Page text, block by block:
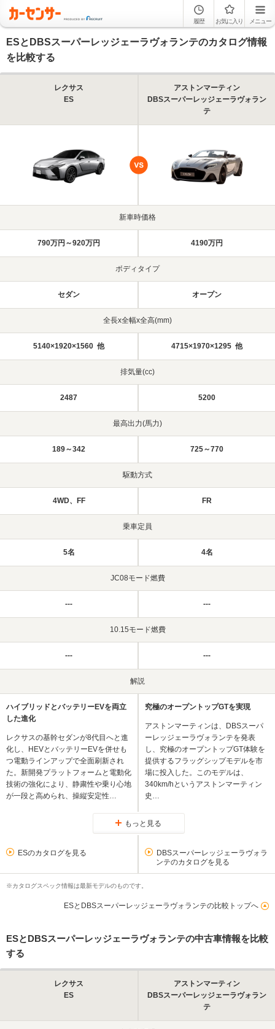
履歴 お気に入り メニュー
ESとDBSスーパーレッジェーラヴォランテのカタログ情報
を比較する
レクサス
ES
アストンマーティン
DBSスーパーレッジェーラヴォラン
テ
新車時価格
790万円～920万円 4190万円
ボディタイプ
セダン オープン
全長x全幅x全高(mm)
5140×1920×1560 他 4715×1970×1295 他
排気量(cc)
2487 5200
最高出力(馬力)
189～342 725～770
駆動方式
4WD、FF FR
乗車定員
5名 4名
JC08モード燃費
--- ---
10.15モード燃費
--- ---
解説
ハイブリッドとバッテリーEVを両立
した進化
レクサスの基幹セダンが8代目へと進
化し、HEVとバッテリーEVを併せも
つ電動ラインアップで全面刷新され
た。新開発プラットフォームと電動化
技術の強化により、静粛性や乗り心地
が一段と高められ、操縦安定性…
究極のオープントップGTを実現
アストンマーティンは、DBSスーパ
ーレッジェーラヴォランテを発表
し、究極のオープントップGT体験を
提供するフラッグシップモデルを市
場に投入した。このモデルは、
340km/hというアストンマーティン
史…
もっと見る
ESのカタログを見る
DBSスーパーレッジェーラヴォラ
ンテのカタログを見る
※カタログスペック情報は最新モデルのものです。
ESとDBSスーパーレッジェーラヴォランテの比較トップへ
ESとDBSスーパーレッジェーラヴォランテの中古車情報を比較
する
レクサス
ES
アストンマーティン
DBSスーパーレッジェーラヴォラン
テ